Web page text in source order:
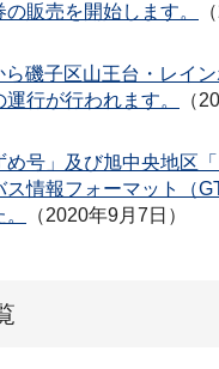
販売を開始します。
磯子区山王台・レイ
行が行われます。
（
号」及び旭中央地区
ス情報フォーマット（
（2020年9月7日）